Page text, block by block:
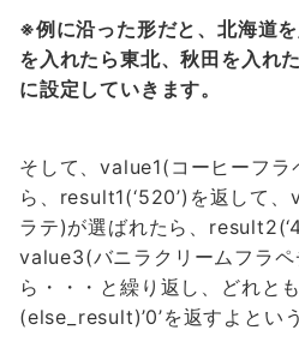
※例に沿った形だと、北海道
を入れたら東北、秋田を入れ
に設定していきます。
そして、value1(コーヒーフラ
ら、result1(‘520’)を返して
ラテ)が選ばれたら、
value3(バニラクリームフラペ
ら・・・と繰り返し、どれと
(else_result)’0’を返すよとい